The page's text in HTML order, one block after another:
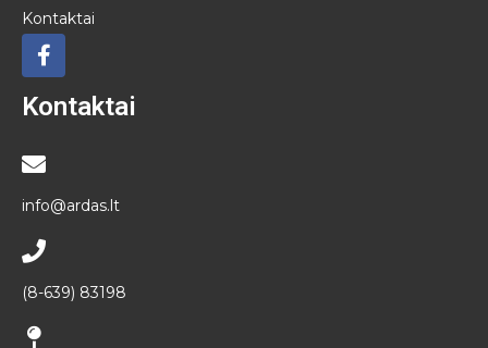
Kontaktai
Kontaktai
info@ardas.lt
(8-639) 83198